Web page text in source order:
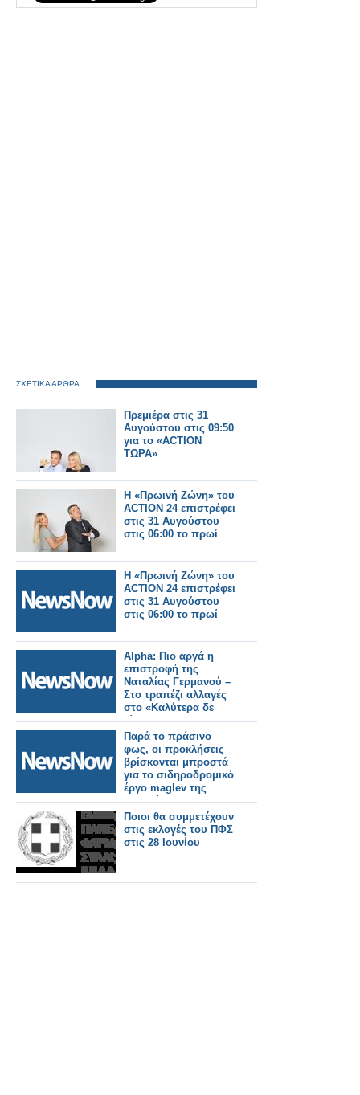
ΣΧΕΤΙΚΑ ΑΡΘΡΑ
Πρεμιέρα στις 31
Αυγούστου στις 09:50
για το «ACTION
ΤΩΡΑ»
Η «Πρωινή Ζώνη» του
ACTION 24 επιστρέφει
στις 31 Αυγούστου
στις 06:00 το πρωί
Η «Πρωινή Ζώνη» του
ACTION 24 επιστρέφει
στις 31 Αυγούστου
στις 06:00 το πρωί
Alpha: Πιο αργά η
επιστροφή της
Ναταλίας Γερμανού –
Στο τραπέζι αλλαγές
στο «Καλύτερα δε
γίνεται»
Παρά το πράσινο
φως, οι προκλήσεις
βρίσκονται μπροστά
για το σιδηροδρομικό
έργο maglev της
Ιαπωνίας.
Ποιοι θα συμμετέχουν
στις εκλογές του ΠΦΣ
στις 28 Ιουνίου